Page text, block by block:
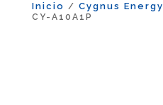
Inicio / Cygnus Energy
CY-A10A1P